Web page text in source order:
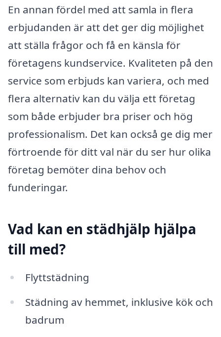
En annan fördel med att samla in flera
erbjudanden är att det ger dig möjlighet
att ställa frågor och få en känsla för
företagens kundservice. Kvaliteten på den
service som erbjuds kan variera, och med
flera alternativ kan du välja ett företag
som både erbjuder bra priser och hög
professionalism. Det kan också ge dig mer
förtroende för ditt val när du ser hur olika
företag bemöter dina behov och
funderingar.
Vad kan en städhjälp hjälpa
till med?
Flyttstädning
Städning av hemmet, inklusive kök och
badrum